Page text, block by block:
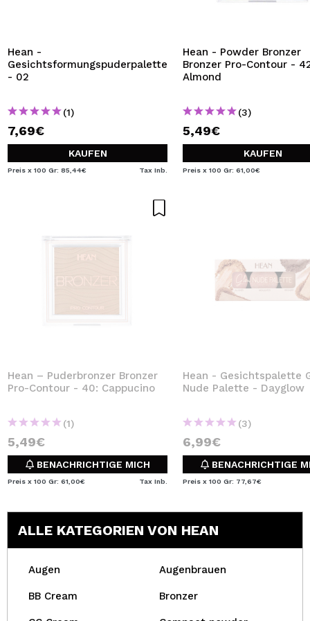
Hean -
Gesichtsformungspuderpalette
- 02
(1)
7,69€
KAUFEN
Preis x 100 Gr: 85,44€ Tax Inb.
Hean - Powder Bronzer
Bronzer Pro-Contour -
Almond
(3)
5,49€
KAUFEN
Preis x 100 Gr: 61,00€
Hean – Puderbronzer Bronzer
Pro-Contour - 40: Cappucino
(1)
5,49€
BENACHRICHTIGE MICH
Preis x 100 Gr: 61,00€ Tax Inb.
Hean - Gesichtspalette
Nude Palette - Dayglow
(3)
6,99€
BENACHRICHTIGE
Preis x 100 Gr: 77,67€
ALLE KATEGORIEN VON HEAN
Augen Augenbrauen
BB Cream Bronzer